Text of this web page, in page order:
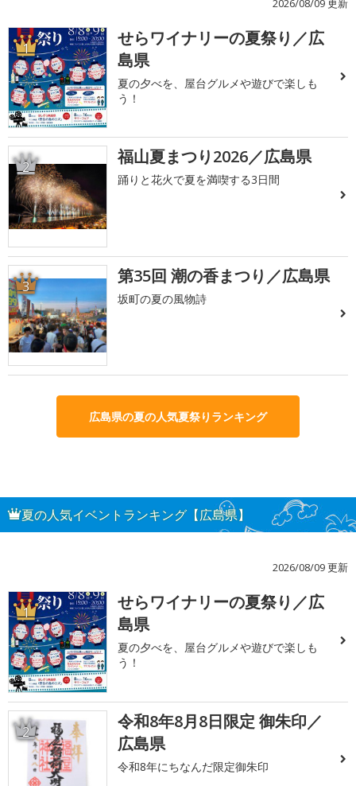
2026/08/09 更新
1
せらワイナリーの夏祭り／広
島県
夏の夕べを、屋台グルメや遊びで楽しも
う！
2 福山夏まつり2026／広島県
踊りと花火で夏を満喫する3日間
3 第35回 潮の香まつり／広島県
坂町の夏の風物詩
広島県の夏の人気夏祭りランキング
夏の人気イベントランキング【広島県】
2026/08/09 更新
1
せらワイナリーの夏祭り／広
島県
夏の夕べを、屋台グルメや遊びで楽しも
う！
2
令和8年8月8日限定 御朱印／
広島県
令和8年にちなんだ限定御朱印